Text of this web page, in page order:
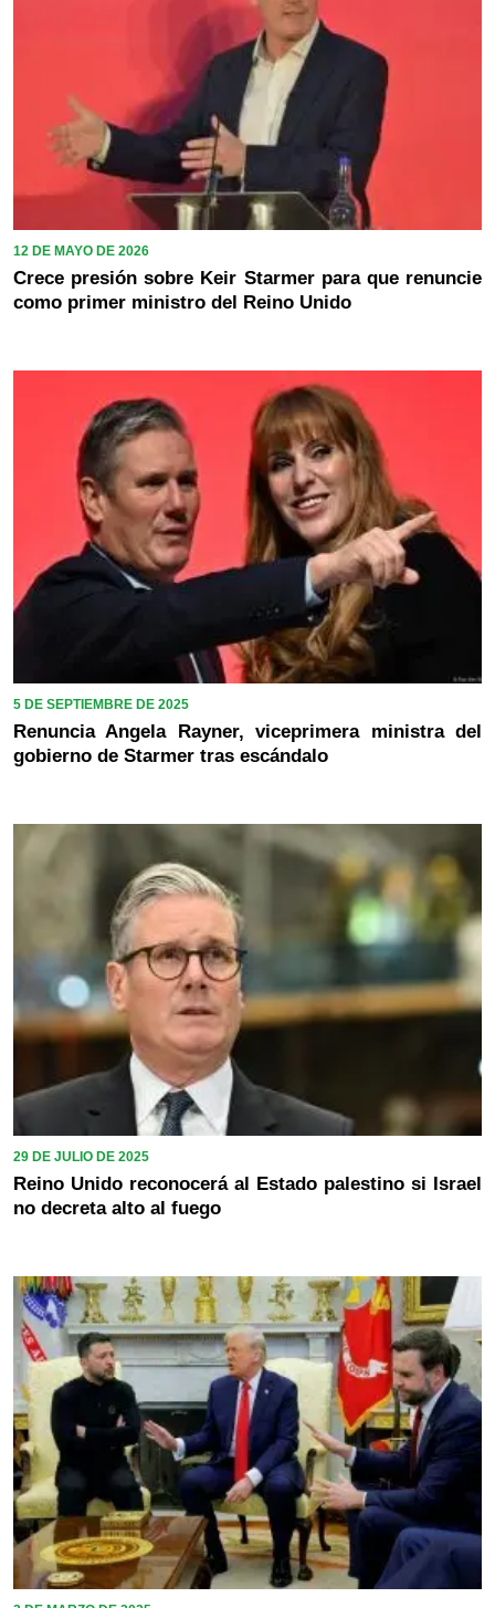
12 DE MAYO DE 2026
Crece presión sobre Keir Starmer para que renuncie
como primer ministro del Reino Unido
5 DE SEPTIEMBRE DE 2025
Renuncia Angela Rayner, viceprimera ministra del
gobierno de Starmer tras escándalo
29 DE JULIO DE 2025
Reino Unido reconocerá al Estado palestino si Israel
no decreta alto al fuego